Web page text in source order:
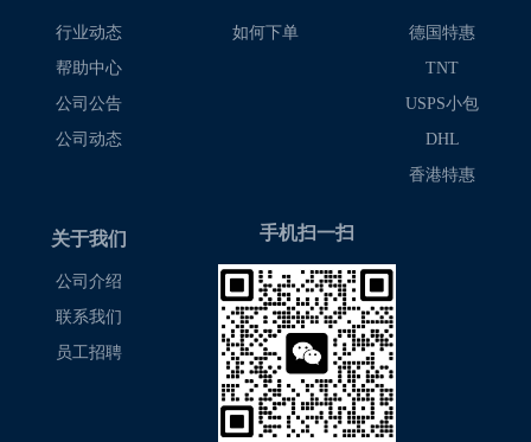
行业动态
帮助中心
公司公告
公司动态
如何下单
德国特惠
TNT
USPS小包
DHL
香港特惠
关于我们
公司介绍
联系我们
员工招聘
手机扫一扫